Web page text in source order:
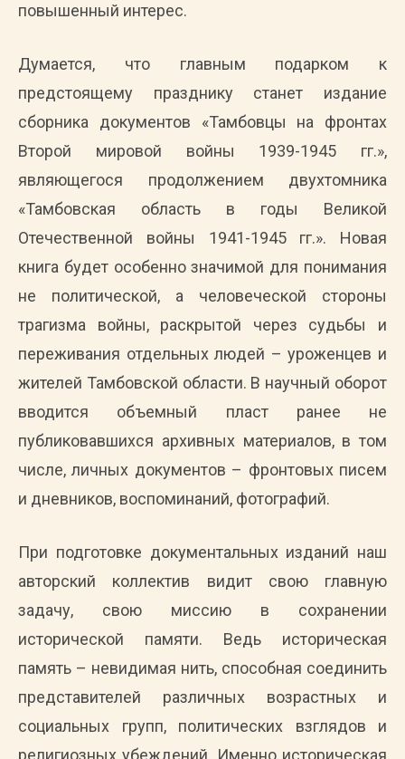
повышенный интерес.
Думается, что главным подарком к
предстоящему празднику станет издание
сборника документов «Тамбовцы на фронтах
Второй мировой войны 1939-1945 гг.»,
являющегося продолжением двухтомника
«Тамбовская область в годы Великой
Отечественной войны 1941-1945 гг.». Новая
книга будет особенно значимой для понимания
не политической, а человеческой стороны
трагизма войны, раскрытой через судьбы и
переживания отдельных людей – уроженцев и
жителей Тамбовской области. В научный оборот
вводится объемный пласт ранее не
публиковавшихся архивных материалов, в том
числе, личных документов – фронтовых писем
и дневников, воспоминаний, фотографий.
При подготовке документальных изданий наш
авторский коллектив видит свою главную
задачу, свою миссию в сохранении
исторической памяти. Ведь историческая
память – невидимая нить, способная соединить
представителей различных возрастных и
социальных групп, политических взглядов и
религиозных убеждений. Именно историческая